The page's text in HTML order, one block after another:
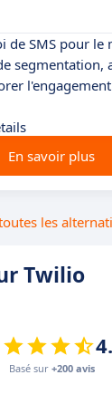
de SMS pour
segmentation,
En savoir plus
les
Twilio
Basé sur +200 avis